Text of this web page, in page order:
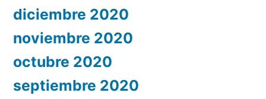
diciembre 2020
noviembre 2020
octubre 2020
septiembre 2020